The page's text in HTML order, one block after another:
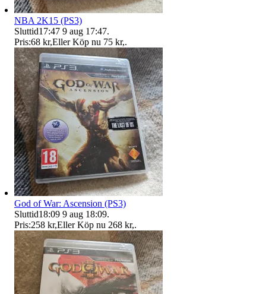
NBA 2K15 (PS3)
Sluttid17:47 9 aug 17:47.
Pris:68 kr,Eller Köp nu 75 kr,.
God of War: Ascension (PS3)
Sluttid18:09 9 aug 18:09.
Pris:258 kr,Eller Köp nu 268 kr,.